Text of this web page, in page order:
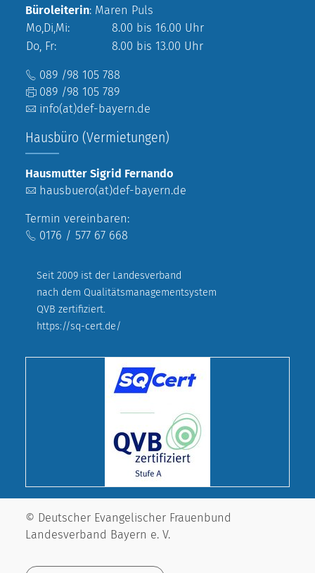
Büroleiterin: Maren Puls
Mo,Di,Mi:
8.00 bis 16.00 Uhr
Do, Fr:
8.00 bis 13.00 Uhr
089 /98 105 788
089 /98 105 789
info(at)def-bayern.de
Hausbüro (Vermietungen)
Hausmutter Sigrid Fernando
hausbuero(at)def-bayern.de
Termin vereinbaren:
0176 / 577 67 668
Seit 2009 ist der Landesverband
nach dem Qualitätsmanagementsystem
QVB zertifiziert.
https://sq-cert.de/
© Deutscher Evangelischer Frauenbund
Landesverband Bayern e. V.